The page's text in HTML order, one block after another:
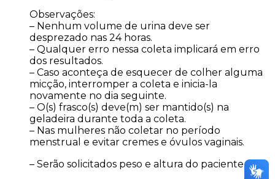
Observações:
– Nenhum volume de urina deve ser
desprezado nas 24 horas.
– Qualquer erro nessa coleta implicará em erro
dos resultados.
– Caso aconteça de esquecer de colher alguma
micção, interromper a coleta e inicia-la
novamente no dia seguinte.
– O(s) frasco(s) deve(m) ser mantido(s) na
geladeira durante toda a coleta.
– Nas mulheres não coletar no período
menstrual e evitar cremes e óvulos vaginais.
– Serão solicitados peso e altura do paciente.